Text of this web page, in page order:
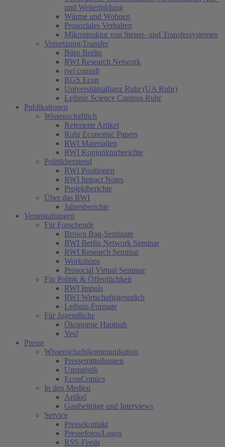
und Weiterbildung
Wärme und Wohnen
Prosoziales Verhalten
Mikrostruktur von Steuer- und Transfersystemen
Vernetzung/Transfer
Büro Berlin
RWI Research Network
rwi consult
RGS Econ
Universitätsallianz Ruhr (UA Ruhr)
Leibniz Science Campus Ruhr
Publikationen
Wissenschaftlich
Referierte Artikel
Ruhr Economic Papers
RWI Materialien
RWI Konjunkturberichte
Politikberatend
RWI Positionen
RWI Impact Notes
Projektberichte
Über das RWI
Jahresberichte
Veranstaltungen
Für Forschende
Brown Bag-Seminare
RWI Berlin Network Seminar
RWI Research Seminar
Workshops
Prosocial Virtual Seminar
Für Politik & Öffentlichkeit
RWI Impuls
RWI Wirtschaftsgespräch
Leibniz-Formate
Für Jugendliche
Ökonomie Hautnah
Yes!
Presse
Wissenschaftskommunikation
Pressemitteilungen
Unstatistik
EconComics
In den Medien
Artikel
Gastbeiträge und Interviews
Service
Pressekontakt
Pressefotos/Logos
RSS-Feeds